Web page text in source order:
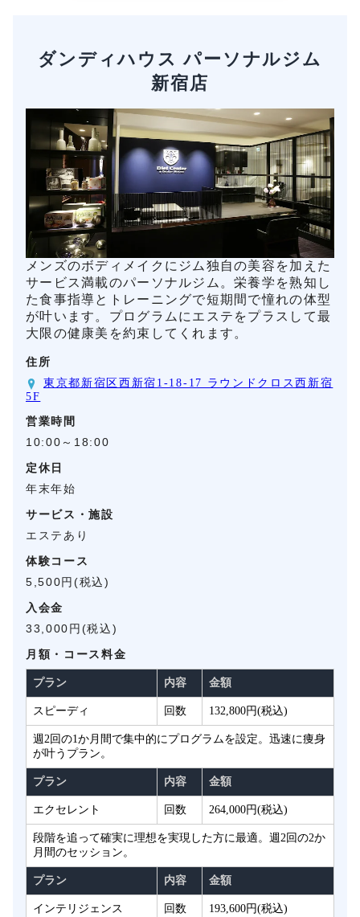
ダンディハウス パーソナルジム
新宿店
メンズのボディメイクにジム独自の美容を加えた
サービス満載のパーソナルジム。栄養学を熟知し
た食事指導とトレーニングで短期間で憧れの体型
が叶います。プログラムにエステをプラスして最
大限の健康美を約束してくれます。
住所
東京都新宿区西新宿1-18-17 ラウンドクロス西新宿
5F
営業時間
10:00～18:00
定休日
年末年始
サービス・施設
エステあり
体験コース
5,500円(税込)
入会金
33,000円(税込)
月額・コース料金
プラン 内容 金額
スピーディ 回数 132,800円(税込)
週2回の1か月間で集中的にプログラムを設定。迅速に痩身
が叶うプラン。
プラン 内容 金額
エクセレント 回数 264,000円(税込)
段階を追って確実に理想を実現した方に最適。週2回の2か
月間のセッション。
プラン 内容 金額
インテリジェンス 回数 193,600円(税込)